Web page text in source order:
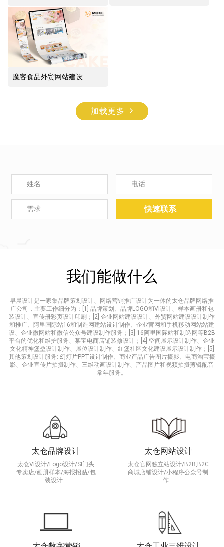
设计
魔客食品外贸网站建设
加载更多
快速联系
我们能做什么
早晨设计是一家集品牌策划设计、网络营销推广设计为一体的太仓品牌网络推
广公司，主要工作细分为：[1] 品牌策划、品牌LOGO和VI设计、样本画册和包
装设计、宣传册彩页设计印刷；[2] 企业网站建设设计、外贸网站建设设计制作
和推广、阿里国际站16和制造网建站设计制作、企业官网和手机移动网站站建
设、企业微网站和微信公众号建设制作服务；[3] 16阿里国际站和制造网等B2B
平台的优化和维护服务、某宝电商店铺装修设计；[4] 空间展示设计制作、企业
文化精神堡垒设计制作、展位设计制作、红堡社区文化建设展示设计制作；[5]
其他策划设计服务: 幻灯片PPT设计制作、商业产品广告图片摄影、电商淘宝摄
影、企业宣传片拍摄制作、三维动画设计制作、产品图片和视频拍摄剪辑配音
常年服务。
太仓品牌设计
太仓VI设计/Logo设计/SI门头
专卖店/画册样本/海报招贴/包
装设计…
太仓网站设计
太仓官网独立站设计/B2B,B2C
商城店铺设计/小程序公众号制
作…